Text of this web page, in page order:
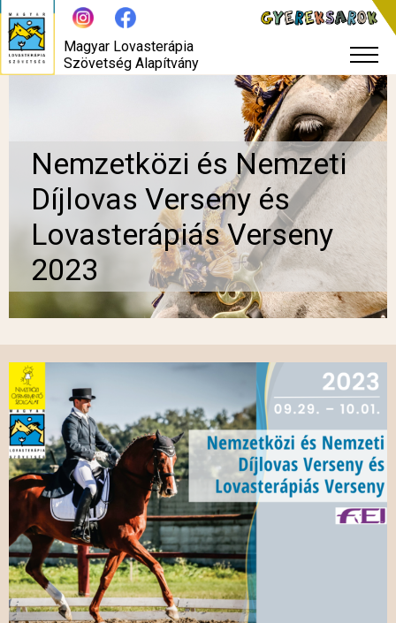
Magyar Lovasterápia
Szövetség Alapítvány
Nemzetközi és Nemzeti
Díjlovas Verseny és
Lovasterápiás Verseny
2023